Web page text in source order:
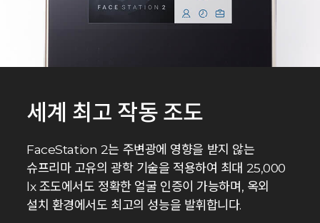
세계 최고 작동 조도
FaceStation 2는 주변광에 영향을 받지 않는
슈프리마 고유의 광학 기술을 적용하여 최대 25,000
lx 조도에서도 정확한 얼굴 인증이 가능하며, 옥외
설치 환경에서도 최고의 성능을 발휘합니다.